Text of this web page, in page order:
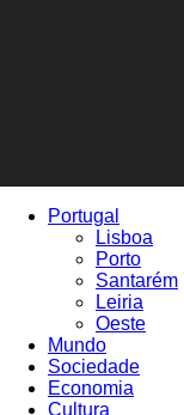
Portugal
Lisboa
Porto
Santarém
Leiria
Oeste
Mundo
Sociedade
Economia
Cultura